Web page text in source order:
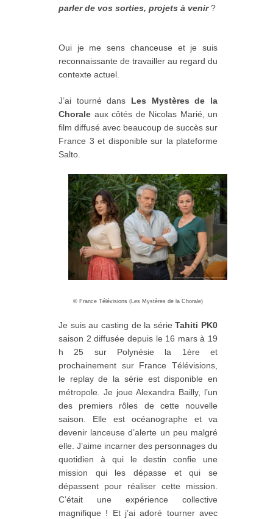
parler de vos sorties, projets à venir?
Oui je me sens chanceuse et je suis
reconnaissante de travailler au regard du
contexte actuel.
J’ai tourné dans Les Mystères de la
Chorale aux côtés de Nicolas Marié, un
film diffusé avec beaucoup de succès sur
France 3 et disponible sur la plateforme
Salto.
© France Télévisions (Les Mystères de la Chorale)
Je suis au casting de la sérieTahiti PK0
saison 2 diffusée depuis le 16 mars à 19
h 25 sur Polynésie la 1ère et
prochainement sur France Télévisions,
le replay de la série est disponible en
métropole. Je joue Alexandra Bailly, l’un
des premiers rôles de cette nouvelle
saison. Elle est océanographe et va
devenir lanceuse d’alerte un peu malgré
elle. J’aime incarner des personnages du
quotidien à qui le destin confie une
mission qui les dépasse et qui se
dépassent pour réaliser cette mission.
C’était une expérience collective
magnifique ! Et j’ai adoré tourner avec